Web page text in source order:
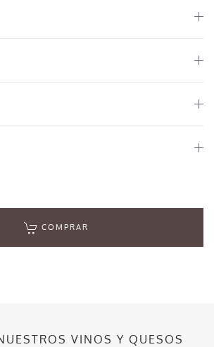
COMPRAR
VINOS Y QUESOS